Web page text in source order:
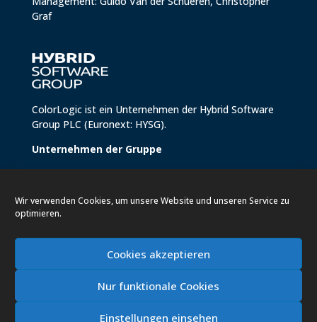
Wir verwenden Cookies, um unsere Website und unseren Service zu
optimieren.
Cookies akzeptieren
Nur funktionale Cookies
Einstellungen einsehen
Graf
ColorLogic ist ein Unternehmen der Hybrid Software
Group PLC (Euronext: HYSG).
Unternehmen der Gruppe
Conics
Hybrid Helix
Hybrid Software